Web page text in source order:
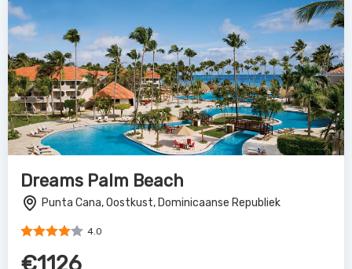
Dreams Palm Beach
Punta Cana, Oostkust, Dominicaanse Republiek
4.0